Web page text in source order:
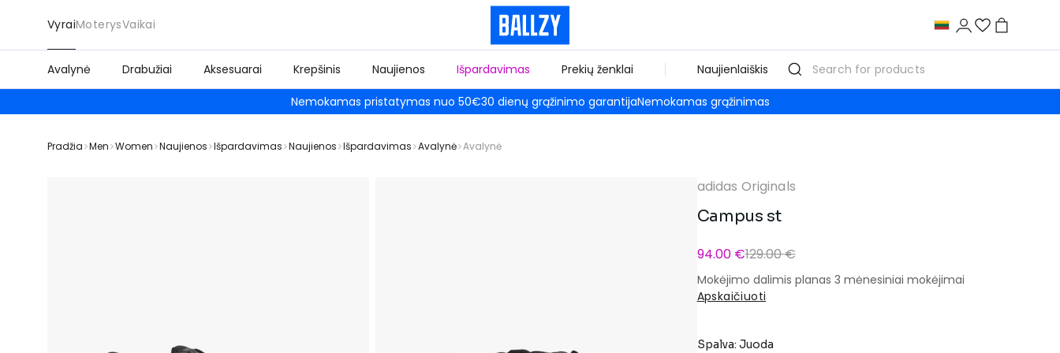
VyraiMoterysVaikai
Avalynė Drabužiai Aksesuarai Krepšinis Naujienos Išpardavimas Prekių ženklai Naujienlaiškis
Nemokamas pristatymas nuo 50€30 dienų grąžinimo garantijaNemokamas grąžinimas
Pradžia Men Women Naujienos Išpardavimas Naujienos Išpardavimas Avalynė Avalynė
adidas Originals
Campus st
94.00 €129.00 €
Mokėjimo dalimis planas 3 mėnesiniai mokėjimai
Apskaičiuoti
Spalva: Juoda